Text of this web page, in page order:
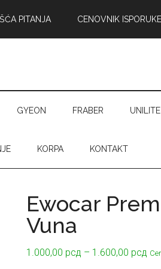
PITANJA CENOVNIK ISPORUKE
GYEON FRABER UNILITE
KORPA KONTAKT
Ewocar
Vuna
1.000,00 рсд – 1.600,00 рсд